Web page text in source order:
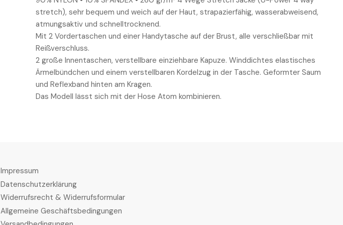
stretch), sehr bequem und weich auf der Haut, strapazierfähig, wasserabweisend,
atmungsaktiv und schnelltrocknend.
Mit 2 Vordertaschen und einer Handytasche auf der Brust, alle verschließbar mit
Reißverschluss.
2 große Innentaschen, verstellbare einziehbare Kapuze. Winddichtes elastisches
Ärmelbündchen und einem verstellbaren Kordelzug in der Tasche. Geformter Saum
und Reflexband hinten am Kragen.
Das Modell lässt sich mit der Hose Atom kombinieren.
Impressum
Datenschutzerklärung
Widerrufsrecht & Widerrufsformular
Allgemeine Geschäftsbedingungen